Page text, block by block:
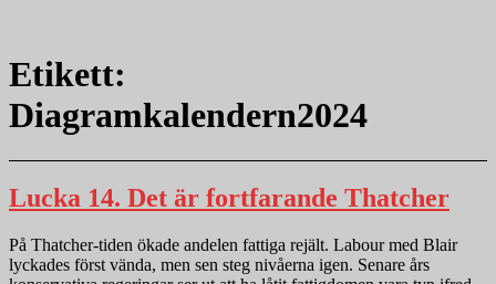
Etikett:
Diagramkalendern2024
Lucka 14. Det är fortfarande Thatcher
På Thatcher-tiden ökade andelen fattiga rejält. Labour med Blair
lyckades först vända, men sen steg nivåerna igen. Senare års